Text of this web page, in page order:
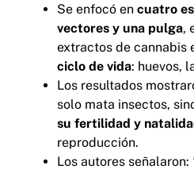
Se enfocó en cuatro
vectores y una pulga,
extractos de cannabis
ciclo de vida: huevos,
Los resultados
solo mata insectos,
su fertilidad y
reproducción.
Los autores señalaron: